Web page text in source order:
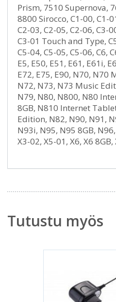
Prism, 7510 Supernova,
8800 Sirocco, C1-00, C1-
C2-03, C2-05, C2-06, C3-
C3-01 Touch and Type,
C5-04, C5-05, C5-06, C6,
E5, E50, E51, E61, E61i,
E72, E75, E90, N70, N70
N72, N73, N73 Music
N79, N80, N800, N80
8GB, N810 Internet
Edition, N82, N90, N91,
N93i, N95, N95 8GB,
X3-02, X5-01, X6, X6
Tutustu myös